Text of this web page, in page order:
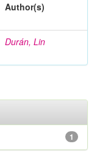
Author(s)
Durán, Lin
1